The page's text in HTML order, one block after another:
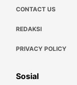
CONTACT US
REDAKSI
PRIVACY POLICY
Sosial